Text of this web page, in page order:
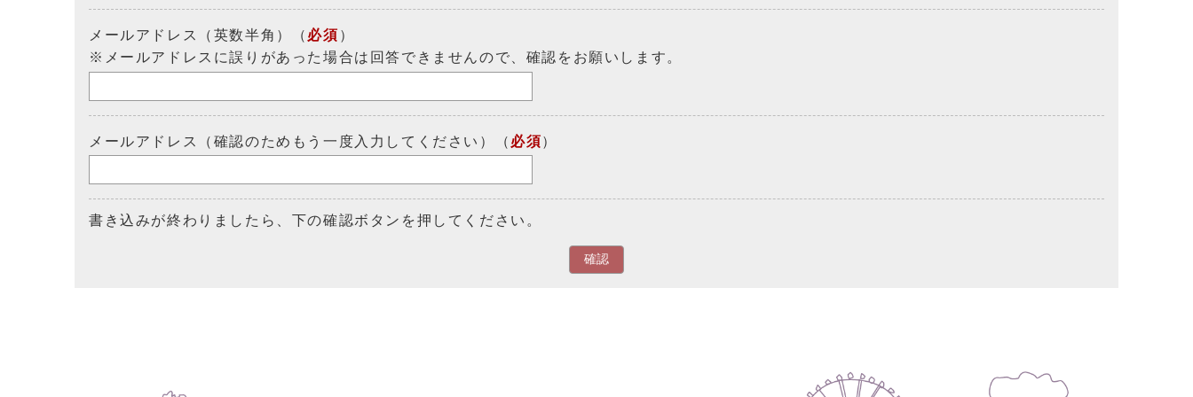
メールアドレス（英数半角）（ 必須 ）
※メールアドレスに誤りがあった場合は回答できませんので、確認をお願いします。
メールアドレス（確認のためもう一度入力してください）（ 必須）
書き込みが終わりましたら、下の確認ボタンを押してください。
確認